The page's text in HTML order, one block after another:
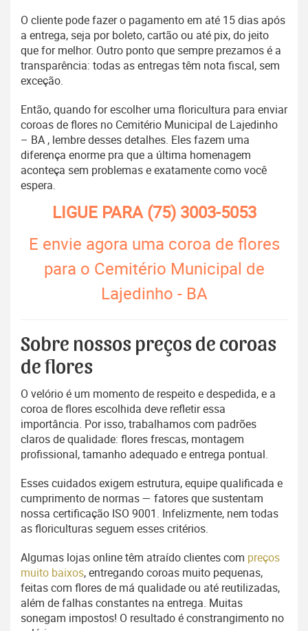
O cliente pode fazer o pagamento em até 15 dias após
a entrega, seja por boleto, cartão ou até pix, do jeito
que for melhor. Outro ponto que sempre prezamos é a
transparência: todas as entregas têm nota fiscal, sem
exceção.
Então, quando for escolher uma floricultura para enviar
coroas de flores no Cemitério Municipal de Lajedinho
– BA , lembre desses detalhes. Eles fazem uma
diferença enorme pra que a última homenagem
aconteça sem problemas e exatamente como você
espera.
LIGUE PARA(75) 3003-5053
E envie agora uma coroa de flores
para o Cemitério Municipal de
Lajedinho - BA
Sobre nossos preços de coroas
de flores
O velório é um momento de respeito e despedida, e a
coroa de flores escolhida deve refletir essa
importância. Por isso, trabalhamos com padrões
claros de qualidade: flores frescas, montagem
profissional, tamanho adequado e entrega pontual.
Esses cuidados exigem estrutura, equipe qualificada e
cumprimento de normas — fatores que sustentam
nossa certificação ISO 9001. Infelizmente, nem todas
as floriculturas seguem esses critérios.
Algumas lojas online têm atraído clientes com preços
muito baixos, entregando coroas muito pequenas,
feitas com flores de má qualidade ou até reutilizadas,
além de falhas constantes na entrega. Muitas
sonegam impostos! O resultado é constrangimento no